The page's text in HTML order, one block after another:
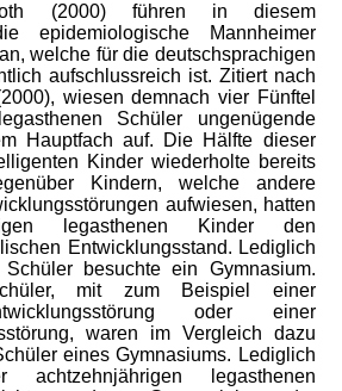
(2000) führen in diesem
epidemiologische Mannheimer
welche für die deutschsprachigen
aufschlussreich ist. Zitiert nach
wiesen demnach vier Fünftel
Schüler ungenügende
Hauptfach auf. Die Hälfte dieser
Kinder wiederholte bereits
Kindern, welche andere
aufwiesen, hatten
legasthenen Kinder den
Entwicklungsstand. Lediglich
besuchte ein Gymnasium.
mit zum Beispiel einer
oder einer
waren im Vergleich dazu
eines Gymnasiums. Lediglich
legasthenen